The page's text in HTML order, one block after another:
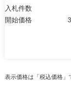
入札件数
開始価格
表示価格は「税込価格」